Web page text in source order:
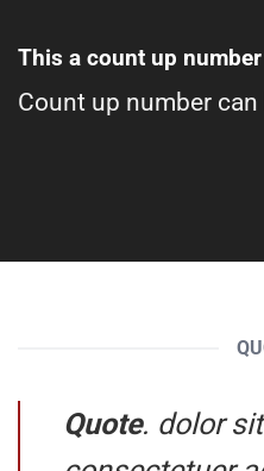
This a count up number
Count up number
Quote. dolor